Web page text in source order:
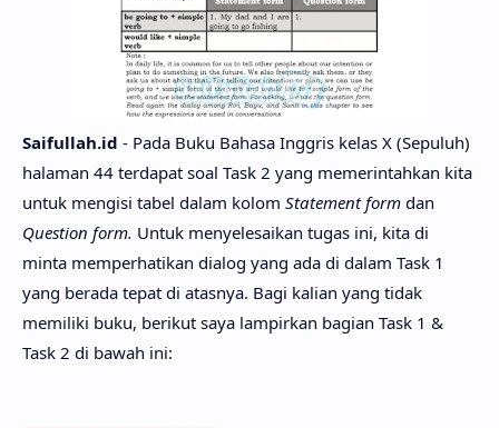
Saifullah.id - Pada Buku Bahasa Inggris kelas X (Sepuluh)
halaman 44 terdapat soal Task 2 yang memerintahkan kita
untuk mengisi tabel dalam kolom Statement form dan
Question form. Untuk menyelesaikan tugas ini, kita di
minta memperhatikan dialog yang ada di dalam Task 1
yang berada tepat di atasnya. Bagi kalian yang tidak
memiliki buku, berikut saya lampirkan bagian Task 1 &
Task 2 di bawah ini: